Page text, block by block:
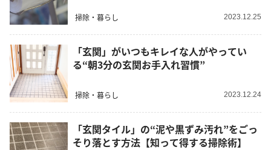
掃除・暮らし 2023.12.25
「玄関」がいつもキレイな人がやってい
る“朝3分の玄関お手入れ習慣”
掃除・暮らし 2023.12.24
「玄関タイル」の“泥や黒ずみ汚れ”をごっ
そり落とす方法【知って得する掃除術】